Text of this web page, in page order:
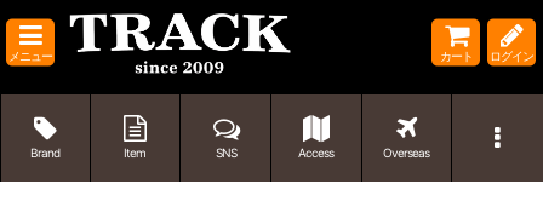
メニュー カート ログイン
Brand Item SNS Access Overseas